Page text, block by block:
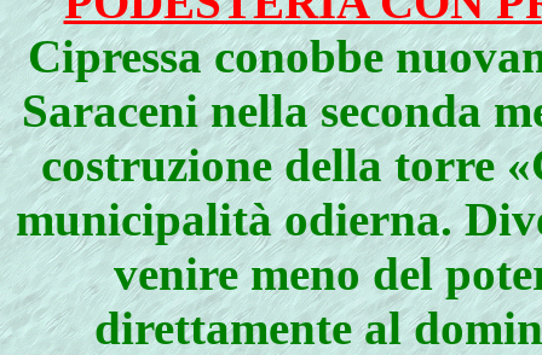
Cipressa conobbe
Saraceni nella seconda
costruzione della torre
municipalità odierna.
venire meno del
direttamente al